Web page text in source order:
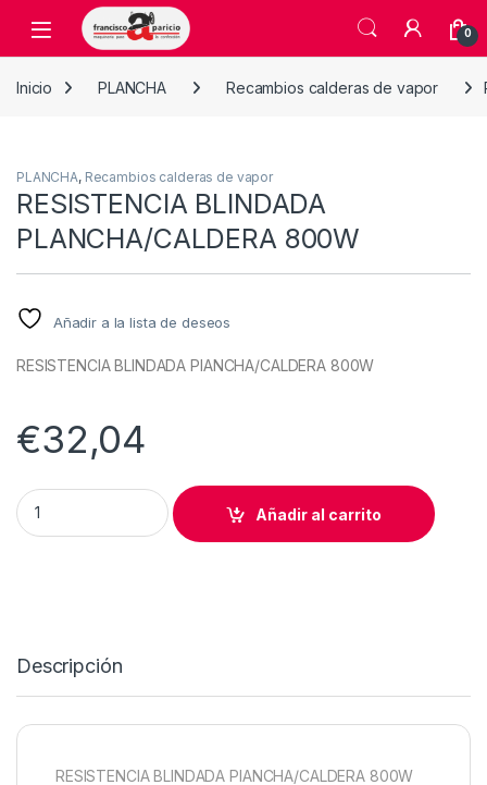
Skip to navigation
Skip to content
Open 0
Inicio PLANCHA Recambios calderas de vapor
PLANCHA, Recambios calderas de vapor
RESISTENCIA BLINDADA
PLANCHA/CALDERA 800W
Añadir a la lista de deseos
RESISTENCIA BLINDADA PlANCHA/CALDERA 800W
€32,04
RESISTENCIA BLINDADA PLANCHA/CALDERA 800W quantity
Añadir al carrito
Descripción
RESISTENCIA BLINDADA PlANCHA/CALDERA 800W